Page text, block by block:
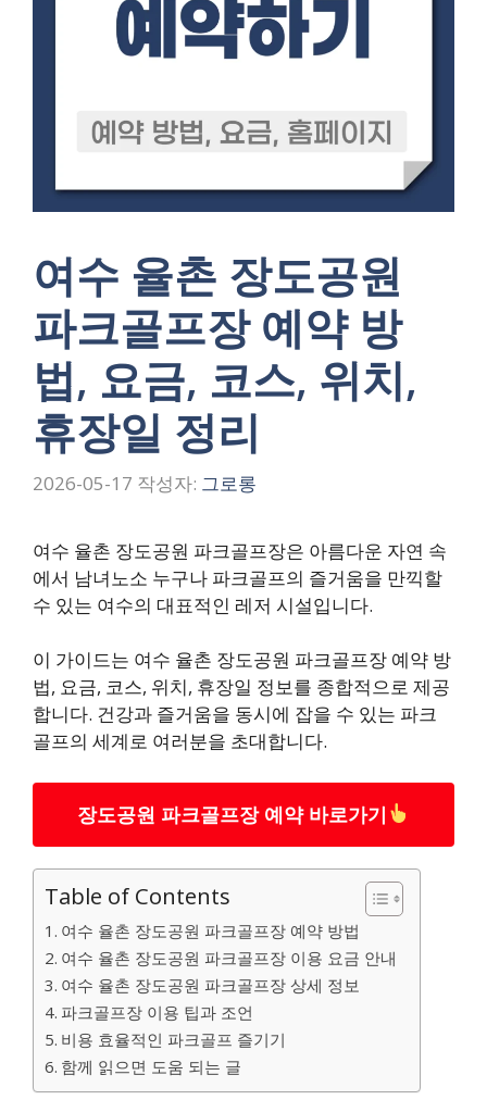
여수 율촌 장도공원
파크골프장 예약 방
법, 요금, 코스, 위치,
휴장일 정리
2026-05-17 작성자: 그로롱
여수 율촌 장도공원 파크골프장은 아름다운 자연 속
에서 남녀노소 누구나 파크골프의 즐거움을 만끽할
수 있는 여수의 대표적인 레저 시설입니다.
이 가이드는 여수 율촌 장도공원 파크골프장 예약 방
법, 요금, 코스, 위치, 휴장일 정보를 종합적으로 제공
합니다. 건강과 즐거움을 동시에 잡을 수 있는 파크
골프의 세계로 여러분을 초대합니다.
장도공원 파크골프장 예약 바로가기
Table of Contents
여수 율촌 장도공원 파크골프장 예약 방법
여수 율촌 장도공원 파크골프장 이용 요금 안내
여수 율촌 장도공원 파크골프장 상세 정보
파크골프장 이용 팁과 조언
비용 효율적인 파크골프 즐기기
함께 읽으면 도움 되는 글